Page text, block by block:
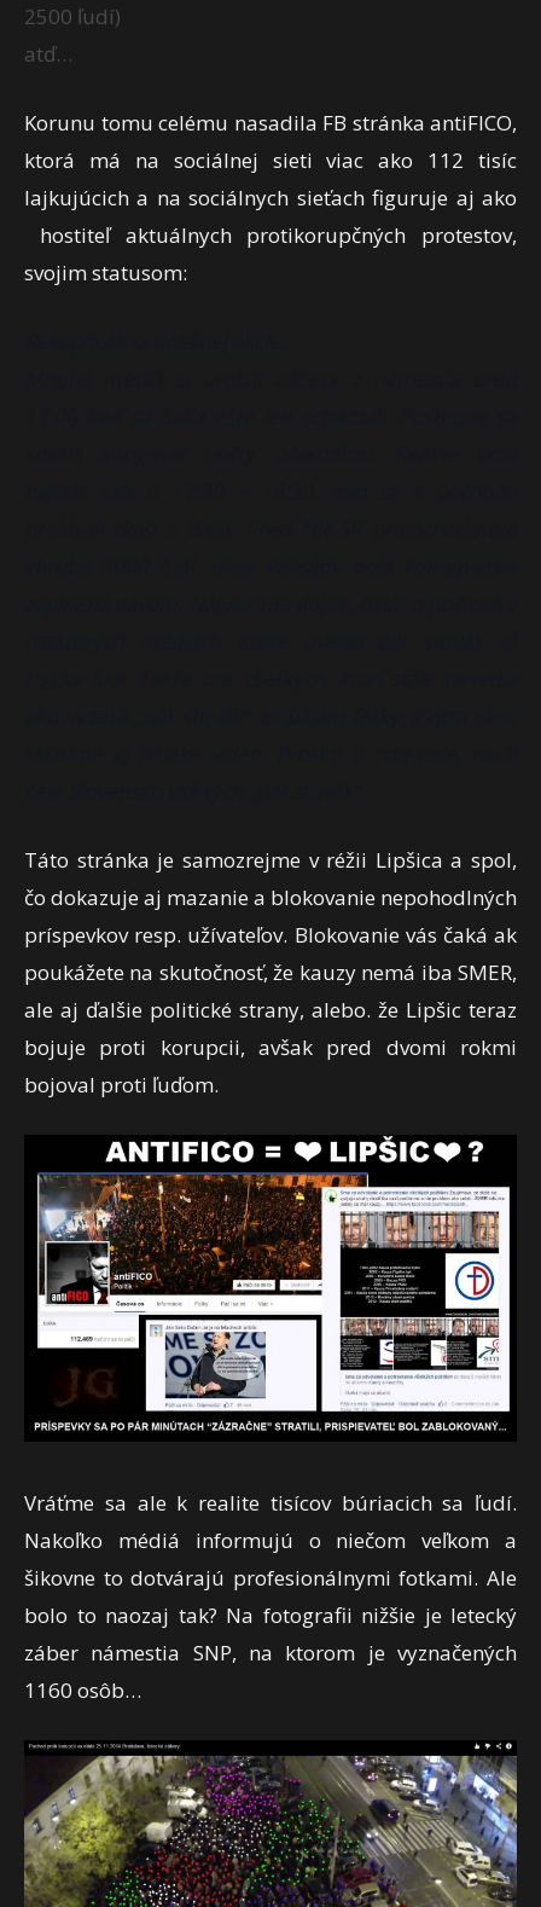
2500 ľudí)
atď…
Korunu tomu celému nasadila FB stránka antiFICO,
ktorá má na sociálnej sieti viac ako 112 tisíc
lajkujúcich a na sociálnych sieťach figuruje aj ako
hostiteľ aktuálnych protikorupčných protestov,
svojim statusom:
Táto stránka je samozrejme v réžii Lipšica a spol,
čo dokazuje aj mazanie a blokovanie nepohodlných
príspevkov resp. užívateľov. Blokovanie vás čaká ak
poukážete na skutočnosť, že kauzy nemá iba SMER,
ale aj ďalšie politické strany, alebo. že Lipšic teraz
bojuje proti korupcii, avšak pred dvomi rokmi
bojoval proti ľuďom.
Vráťme sa ale k realite tisícov búriacich sa ľudí.
Nakoľko médiá informujú o niečom veľkom a
šikovne to dotvárajú profesionálnymi fotkami. Ale
bolo to naozaj tak? Na fotografii nižšie je letecký
záber námestia SNP, na ktorom je vyznačených
1160 osôb…